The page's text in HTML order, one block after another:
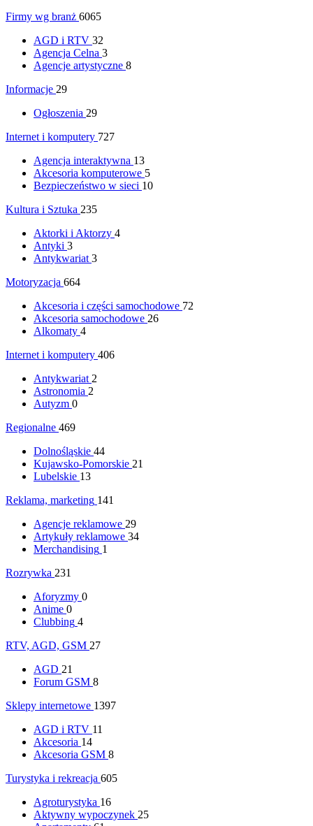
Firmy wg branż 6065
AGD i RTV 32
Agencja Celna 3
Agencje artystyczne 8
Informacje 29
Ogłoszenia 29
Internet i komputery 727
Agencja interaktywna 13
Akcesoria komputerowe 5
Bezpieczeństwo w sieci 10
Kultura i Sztuka 235
Aktorki i Aktorzy 4
Antyki 3
Antykwariat 3
Motoryzacja 664
Akcesoria i części samochodowe 72
Akcesoria samochodowe 26
Alkomaty 4
Internet i komputery 406
Antykwariat 2
Astronomia 2
Autyzm 0
Regionalne 469
Dolnośląskie 44
Kujawsko-Pomorskie 21
Lubelskie 13
Reklama, marketing 141
Agencje reklamowe 29
Artykuły reklamowe 34
Merchandising 1
Rozrywka 231
Aforyzmy 0
Anime 0
Clubbing 4
RTV, AGD, GSM 27
AGD 21
Forum GSM 8
Sklepy internetowe 1397
AGD i RTV 11
Akcesoria 14
Akcesoria GSM 8
Turystyka i rekreacja 605
Agroturystyka 16
Aktywny wypoczynek 25